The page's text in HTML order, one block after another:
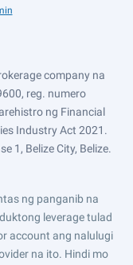
company na
reg. numero
ng Financial
Industry Act 2021.
1, Belize City, Belize.
ng panganib na
leverage tulad
account ang nalulugi
na ito. Hindi mo